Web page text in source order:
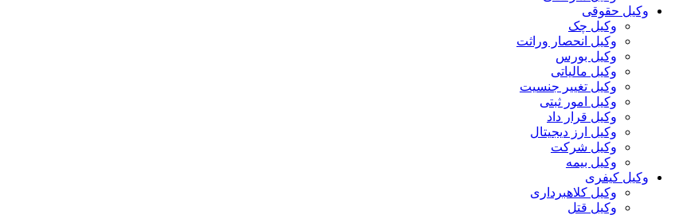
وکیل حقوقی
وکیل چک
وکیل انحصار وراثت
وکیل بورس
وکیل مالیاتی
وکیل تغییر جنسیت
وکیل امور ثبتی
وکیل قرار داد
وکیل ارز دیجیتال
وکیل شرکت
وکیل بیمه
وکیل کیفری
وکیل کلاهبرداری
وکیل قتل